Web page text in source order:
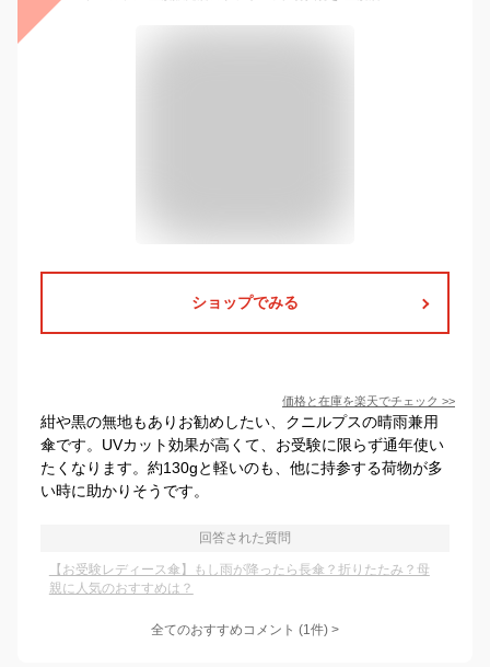
ショップでみる
価格と在庫を楽天でチェック >>
紺や黒の無地もありお勧めしたい、クニルプスの晴雨兼用
傘です。UVカット効果が高くて、お受験に限らず通年使い
たくなります。約130gと軽いのも、他に持参する荷物が多
い時に助かりそうです。
回答された質問
【お受験レディース傘】もし雨が降ったら長傘？折りたたみ？母
親に人気のおすすめは？
全てのおすすめコメント (1件) >